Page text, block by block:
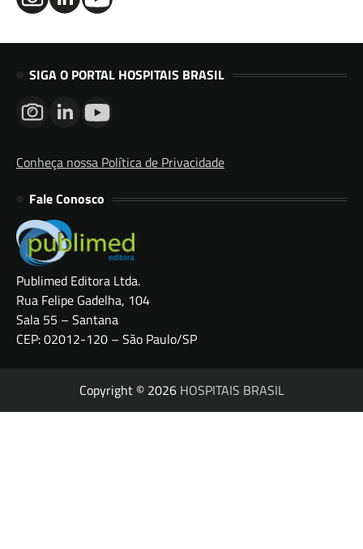
SIGA O PORTAL HOSPITAIS BRASIL
Conheça nossa Política de Privacidade
Fale Conosco
Publimed Editora Ltda.
Rua Felipe Gadelha, 104
Sala 55 – Santana
CEP: 02012-120 – São Paulo/SP
Copyright © 2026 HOSPITAIS BRASIL